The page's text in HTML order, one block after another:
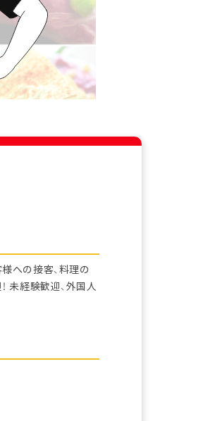
への接客、料理の
未経験歓迎、外国人